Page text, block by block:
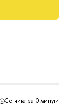
Се чита за 0 минути